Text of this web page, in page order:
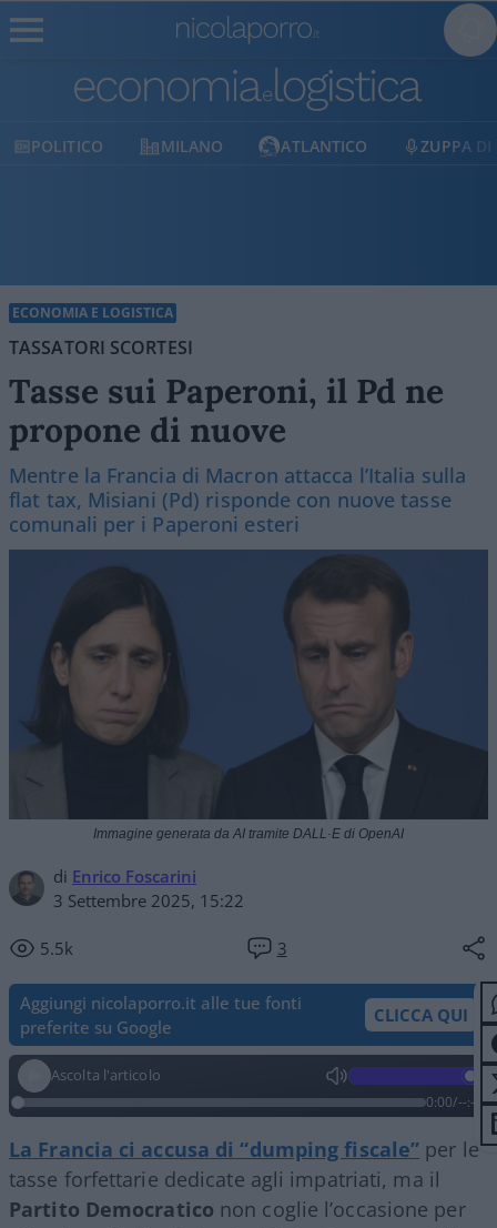
MILANO ATLANTICO ZUPPA DI PORRO
ECONOMIA E LOGISTICA
TASSATORI SCORTESI
Tasse sui Paperoni, il Pd ne
propone di nuove
Mentre la Francia di Macron attacca l’Italia sulla
flat tax, Misiani (Pd) risponde con nuove tasse
comunali per i Paperoni esteri
di Enrico Foscarini
3 Settembre 2025, 15:22
5.5k 3
Immagine generata da AI tramite DALL·E di OpenAI
Aggiungi nicolaporro.it alle tue fonti
preferite su Google
CLICCA QUI
Ascolta l'articolo
0:00/--:--
La Francia ci accusa di “dumping fiscale” per le
tasse forfettarie dedicate agli impatriati, ma il
Partito Democratico non coglie l’occasione per